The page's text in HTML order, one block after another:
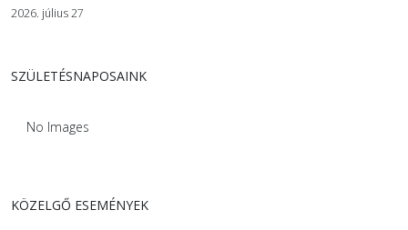
2026. július 27
SZÜLETÉSNAPOSAINK
No Images
KÖZELGŐ ESEMÉNYEK